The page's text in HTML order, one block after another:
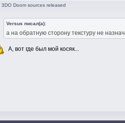
3DO Doom sources released
Versus писал(а):
а на обратную сторону текстуру не
А, вот где был мой косяк...